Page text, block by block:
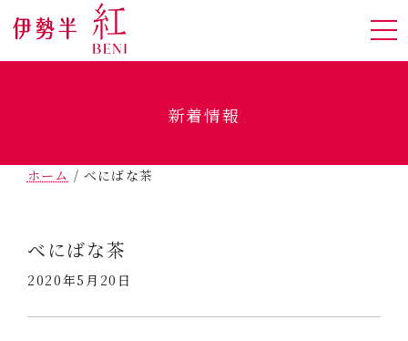
新着情報
ホーム /べにばな茶
べにばな茶
2020年5月20日